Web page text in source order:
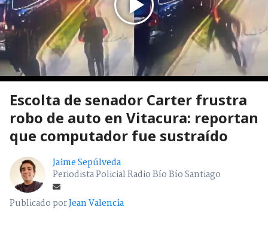
Escolta de senador Carter frustra
robo de auto en Vitacura: reportan
que computador fue sustraído
Jaime Sepúlveda
Periodista Policial Radio Bío Bío Santiago
Publicado porJean Valencia